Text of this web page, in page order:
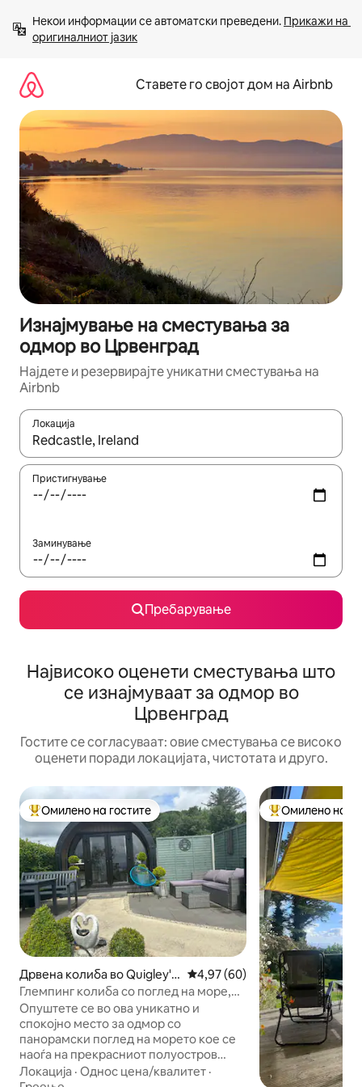
содржина
Некои информации се автоматски преведени. Прикажи на
оригиналниот јазик
Ставете го својот дом на Airbnb
Изнајмување на сместувања за
одмор во Црвенград
Најдете и резервирајте уникатни сместувања на
Airbnb
Локација
Кога резултатите се достапни, движете се со копчињата
Пристигнување
Заминување
Пребарување
Највисоко оценети сместувања што
се изнајмуваат за одмор во
Црвенград
Гостите се согласуваат: овие сместувања се високо
оценети поради локацијата, чистотата и друго.
Меѓу најуспешните „Омилени на гостите“
Омилено на гостите
Дрвена колиба во Quigley's
Point
Просечна оцена: 4,97 од 5,
4,97 (60)
Глемпинг колиба со поглед на море,
Инишовен.
Опуштете се во ова уникатно и
спокојно место за одмор со
панорамски поглед на морето кое се
наоѓа на прекрасниот полуостров
Инишовен на Дивиот атлантски пат.
Локација · Однос цена/квалитет ·
Меѓу
Омилено на